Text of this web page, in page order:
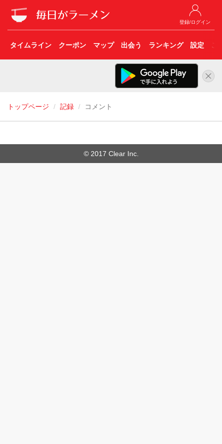
登録/ログイン
タイムライン クーポン マップ 出会う ランキング 設定 こ
トップページ 記録 コメント
© 2017 Clear Inc.